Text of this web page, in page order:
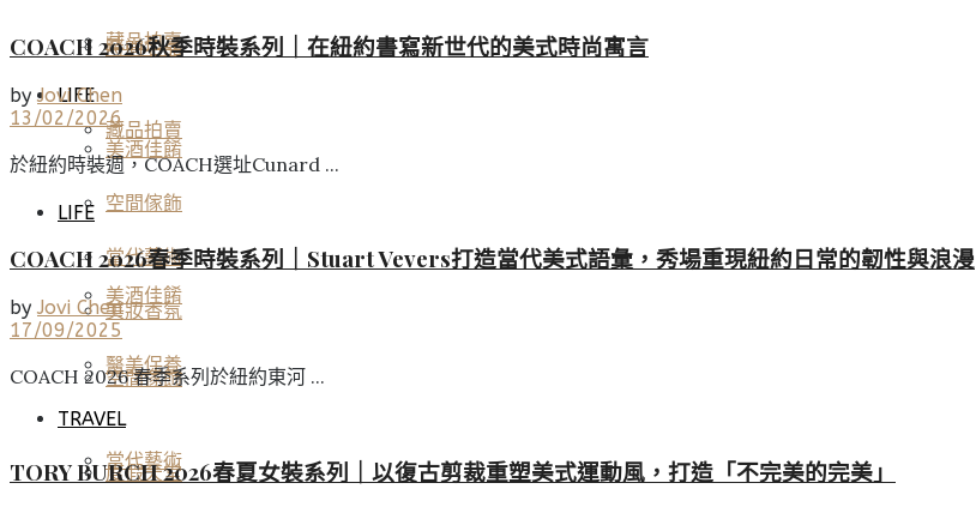
時尚名品
藏品拍賣
LIFE
美酒佳餚
空間傢飾
當代藝術
藏品拍賣
LIFE
美酒佳餚
空間傢飾
當代藝術
美妝香氛
醫美保養
TRAVEL
度假天堂
COACH 2026秋季時裝系列｜在紐約書寫新世代的美式時尚寓言
by Jovi Chen
13/02/2026
於紐約時裝週，COACH選址Cunard ...
COACH 2026春季時裝系列｜Stuart Vevers打造當代美式語彙，秀場重現紐約日常的韌性與浪漫
by Jovi Chen
17/09/2025
COACH 2026 春季系列於紐約東河 ...
TORY BURCH 2026春夏女裝系列｜以復古剪裁重塑美式運動風，打造「不完美的完美」